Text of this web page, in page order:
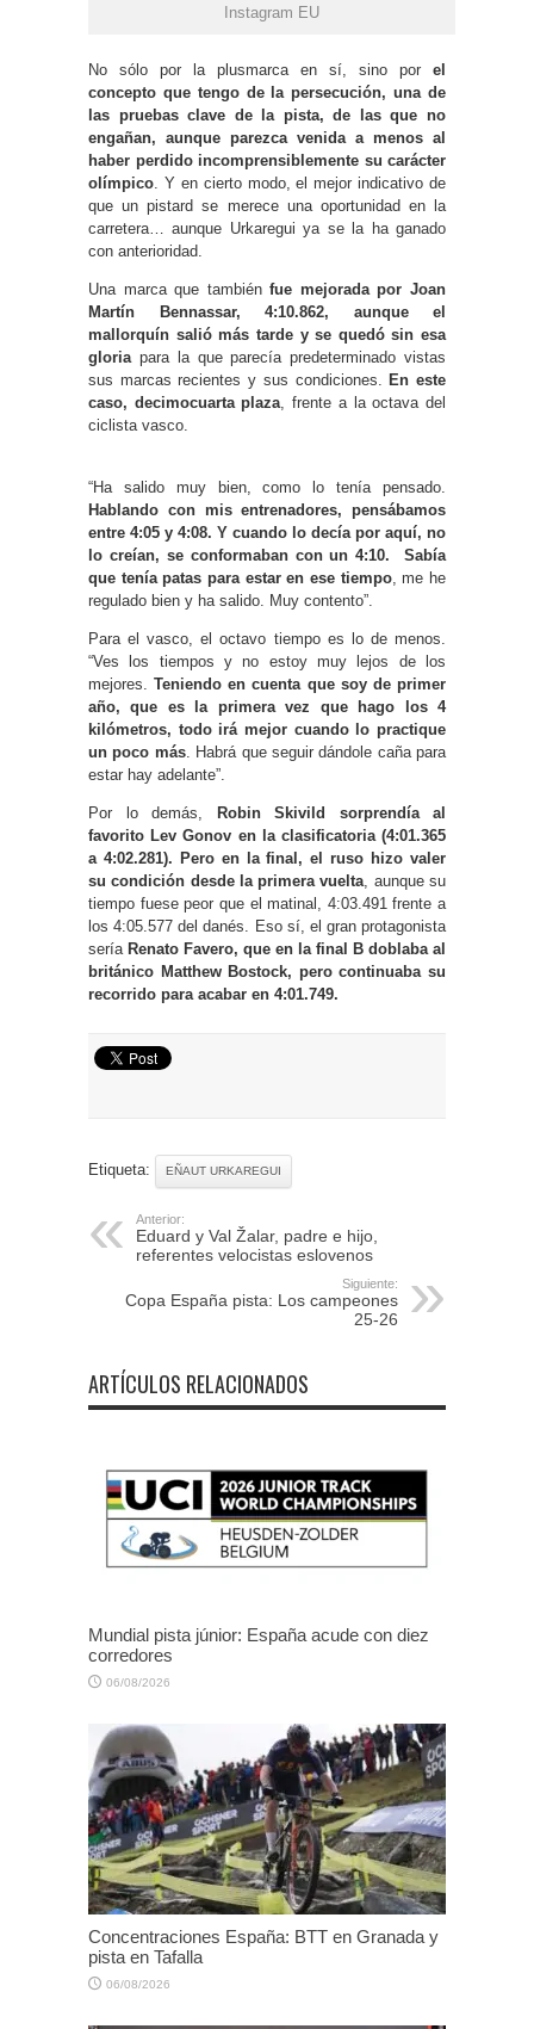
Instagram EU
No sólo por la plusmarca en sí, sino por el
concepto que tengo de la persecución, una de
las pruebas clave de la pista, de las que no
engañan, aunque parezca venida a menos al
haber perdido incomprensiblemente su carácter
olímpico . Y en cierto modo, el mejor indicativo de
que un pistard se merece una oportunidad en la
carretera… aunque Urkaregui ya se la ha ganado
con anterioridad.
Una marca que tambiénfue mejorada por Joan
Martín Bennassar, 4:10.862, aunque el
mallorquín salió más tarde y se quedó sin esa
gloria para la que parecía predeterminado vistas
sus marcas recientes y sus condiciones.En este
caso, decimocuarta plaza , frente a la octava del
ciclista vasco.
“Ha salido muy bien, como lo tenía pensado.
Hablando con mis entrenadores, pensábamos
entre 4:05 y 4:08. Y cuando lo decía por aquí, no
lo creían, se conformaban con un 4:10. Sabía
que tenía patas para estar en ese tiempo, me he
regulado bien y ha salido. Muy contento”.
Para el vasco, el octavo tiempo es lo de menos.
“Ves los tiempos y no estoy muy lejos de los
mejores.Teniendo en cuenta que soy de primer
año, que es la primera vez que hago los 4
kilómetros, todo irá mejor cuando lo practique
un poco más. Habrá que seguir dándole caña para
estar hay adelante”.
Por lo demás, Robin Skivild sorprendía al
favorito Lev Gonov en la clasificatoria (4:01.365
a 4:02.281). Pero en la final, el ruso hizo valer
su condición desde la primera vuelta , aunque su
tiempo fuese peor que el matinal, 4:03.491 frente a
los 4:05.577 del danés. Eso sí, el gran protagonista
sería Renato Favero, que en la final B doblaba al
británico Matthew Bostock, pero continuaba su
recorrido para acabar en 4:01.749.
Etiqueta: EÑAUT URKAREGUI
Anterior:
Eduard y Val Žalar, padre e hijo,
referentes velocistas eslovenos
Siguiente:
Copa España pista: Los campeones
25-26
ARTÍCULOS RELACIONADOS
Mundial pista júnior: España acude con diez
corredores
06/08/2026
Concentraciones España: BTT en Granada y
pista en Tafalla
06/08/2026